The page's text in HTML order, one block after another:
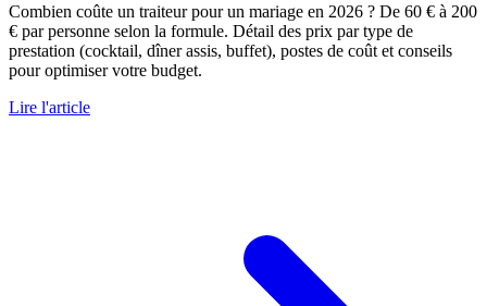
Combien coûte un traiteur pour un mariage en 2026 ? De 60 € à 200
€ par personne selon la formule. Détail des prix par type de
prestation (cocktail, dîner assis, buffet), postes de coût et conseils
pour optimiser votre budget.
Lire l'article